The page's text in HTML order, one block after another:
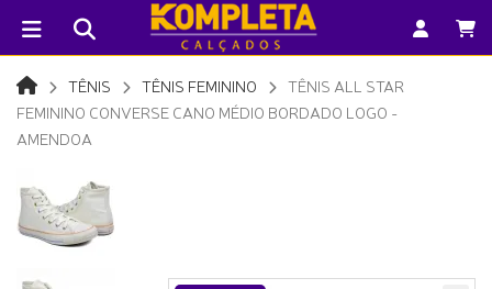
TÊNIS TÊNIS FEMININO
TÊNIS ALL STAR
FEMININO CONVERSE CANO MÉDIO BORDADO LOGO -
AMENDOA